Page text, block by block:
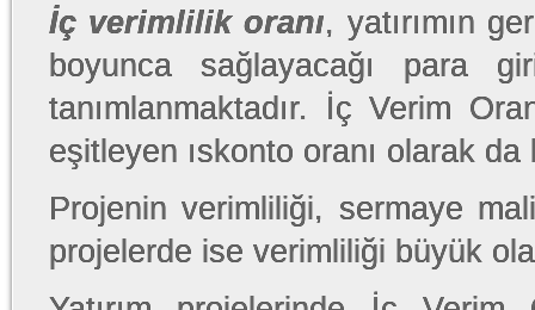
İç verimlilik oranı, yatırımın
boyunca sağlayacağı para
tanımlanmaktadır. İç Verim
eşitleyen ıskonto oranı olarak
Projenin verimliliği, sermaye
projelerde ise verimliliği büyük